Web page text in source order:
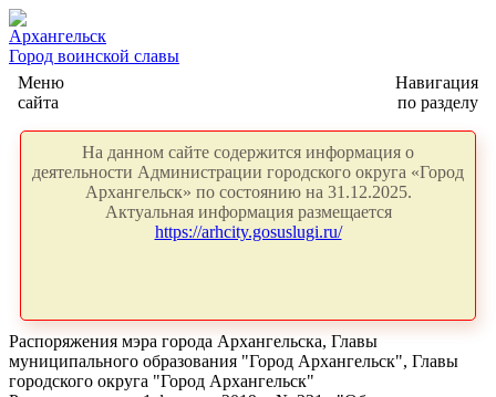
Архангельск
Город воинской славы
Меню
сайта
Навигация
по разделу
На данном сайте содержится информация о
деятельности Администрации городского округа «Город
Архангельск» по состоянию на 31.12.2025.
Актуальная информация размещается
https://arhcity.gosuslugi.ru/
Распоряжения мэра города Архангельска, Главы
муниципального образования "Город Архангельск", Главы
городского округа "Город Архангельск"